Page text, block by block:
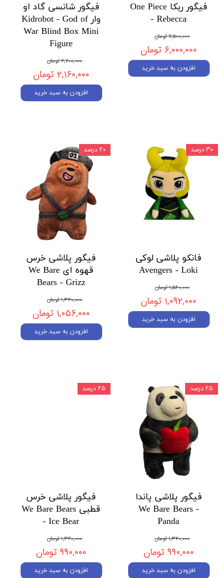
فیگور ربکا One Piece
- Rebecca
۷,۵۰۰,۰۰۰ تومان
۶,۰۰۰,۰۰۰ تومان
افزودن به سبد خرید
فیگور شانسی گاد او
وار Kidrobot - God of
War Blind Box Mini
Figure
۲,۷۰۰,۰۰۰ تومان
۲,۱۶۰,۰۰۰ تومان
افزودن به سبد خرید
فانکو پلاشی لوکی
Avengers - Loki
۱,۵۶۰,۰۰۰ تومان
۱,۰۹۲,۰۰۰ تومان
افزودن به سبد خرید
۳۰ درصد
فیگور پلاشی خرس
قهوه ای We Bare
Bears - Grizz
۱,۳۲۰,۰۰۰ تومان
۱,۰۵۶,۰۰۰ تومان
افزودن به سبد خرید
۲۰ درصد
فیگور پلاشی پاندا
We Bare Bears -
Panda
۱,۳۲۰,۰۰۰ تومان
۹۹۰,۰۰۰ تومان
افزودن به سبد خرید
۲۵ درصد
فیگور پلاشی خرس
قطبی We Bare Bears
- Ice Bear
۱,۳۲۰,۰۰۰ تومان
۹۹۰,۰۰۰ تومان
افزودن به سبد خرید
۲۵ درصد